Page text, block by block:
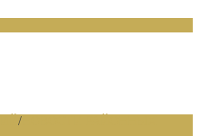
/